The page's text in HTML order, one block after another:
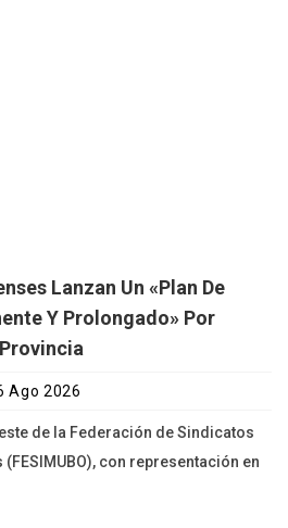
Lanzan Un «plan De
Y Prolongado» Por
Ago 2026
de la Federación de Sindicatos
con representación en